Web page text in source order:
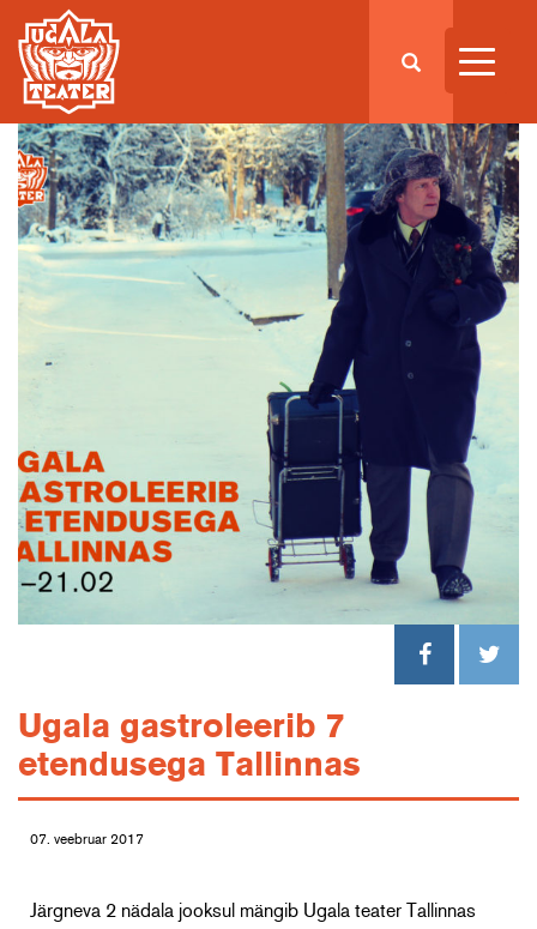
Ugala gastroleerib 7
etendusega Tallinnas
07. veebruar 2017
Järgneva 2 nädala jooksul mängib Ugala teater Tallinnas